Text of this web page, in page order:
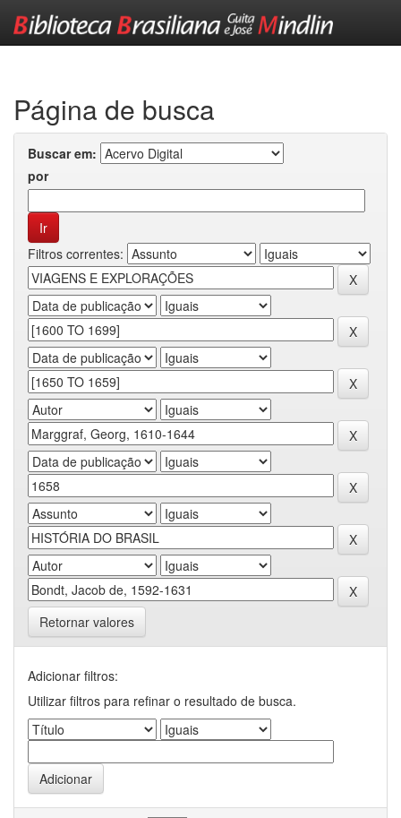
Página de busca
Buscar em:
por
Filtros correntes:
Retornar valores
Adicionar filtros:
Utilizar filtros para refinar o resultado de busca.